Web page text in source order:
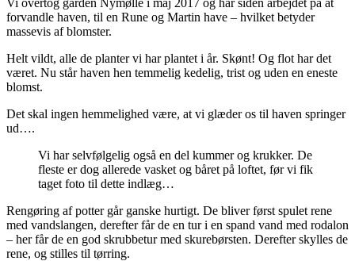
forvandle haven, til en Rune og Martin have – hvilket betyder
massevis af blomster.
Helt vildt, alle de planter vi har plantet i år. Skønt! Og flot har det
været. Nu står haven hen temmelig kedelig, trist og uden en eneste
blomst.
Det skal ingen hemmelighed være, at vi glæder os til haven springer
ud….
Vi har selvfølgelig også en del kummer og krukker. De
fleste er dog allerede vasket og båret på loftet, før vi fik
taget foto til dette indlæg…
Rengøring af potter går ganske hurtigt. De bliver først spulet rene
med vandslangen, derefter får de en tur i en spand vand med rodalon
– her får de en god skrubbetur med skurebørsten. Derefter skylles de
rene, og stilles til tørring.